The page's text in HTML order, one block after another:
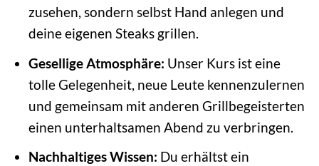
zusehen, sondern selbst Hand anlegen und
deine eigenen Steaks grillen.
Gesellige Atmosphäre: Unser Kurs ist eine
tolle Gelegenheit, neue Leute kennenzulernen
und gemeinsam mit anderen Grillbegeisterten
einen unterhaltsamen Abend zu verbringen.
Nachhaltiges Wissen: Du erhältst ein